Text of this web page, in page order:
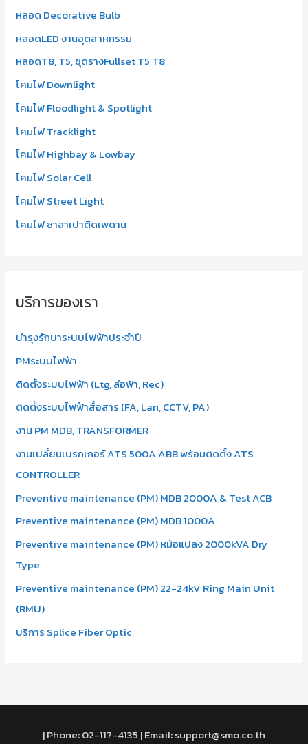
:หลอด Decorative Bulb
หลอดLED งานอุตสาหกรรม
หลอดT8, T5, ชุดรางFullset T5 T8
โคมไฟ Downlight
โคมไฟ Floodlight & Spotlight
โคมไฟ Tracklight
โคมไฟ Highbay & Lowbay
โคมไฟ Solar Cell
โคมไฟ Street Light
โคมไฟ ซาลาเปาติดเพดาน
บริการของเรา
บำรุงรักษาระบบไฟฟ้าประจำปี
PMระบบไฟฟ้า
ติดตั้งระบบไฟฟ้า (Ltg, ล่อฟ้า, Rec)
ติดตั้งระบบไฟฟ้าสื่อสาร (FA, Lan, CCTV, PA)
งาน PM MDB, TRANSFORMER
งานเปลี่ยนเบรกเกอร์ ATS 500A ABB พร้อมติดตั้ง ATS
CONTROLLER
Preventive maintenance (PM) MDB 2000A & Test ACB
Preventive maintenance (PM) MDB 1000A
Preventive maintenance (PM) หม้อแปลง 2000kVA Dry
Type
Preventive maintenance (PM) 22-24kV Ring Main Unit
(RMU)
บริการ Splice Fiber Optic
| Phone: 02-117-4135 | Email: support@smo.co.th